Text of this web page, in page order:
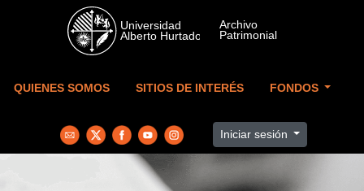
Skip to main content
QUIENES SOMOS SITIOS DE INTERÉS FONDOS
Iniciar sesión